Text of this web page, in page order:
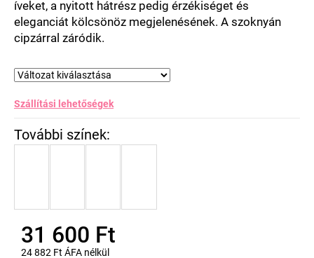
íveket, a nyitott hátrész pedig érzékiséget és
eleganciát kölcsönöz megjelenésének. A szoknyán
cipzárral záródik.
Szállítási lehetőségek
31 600 Ft
24 882 Ft ÁFA nélkül